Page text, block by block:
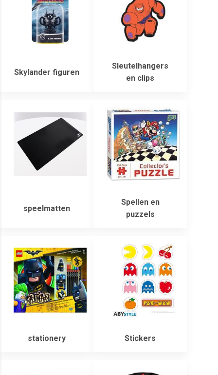
Skylander figuren
Sleutelhangers
en clips
speelmatten
Spellen en
puzzels
stationery Stickers